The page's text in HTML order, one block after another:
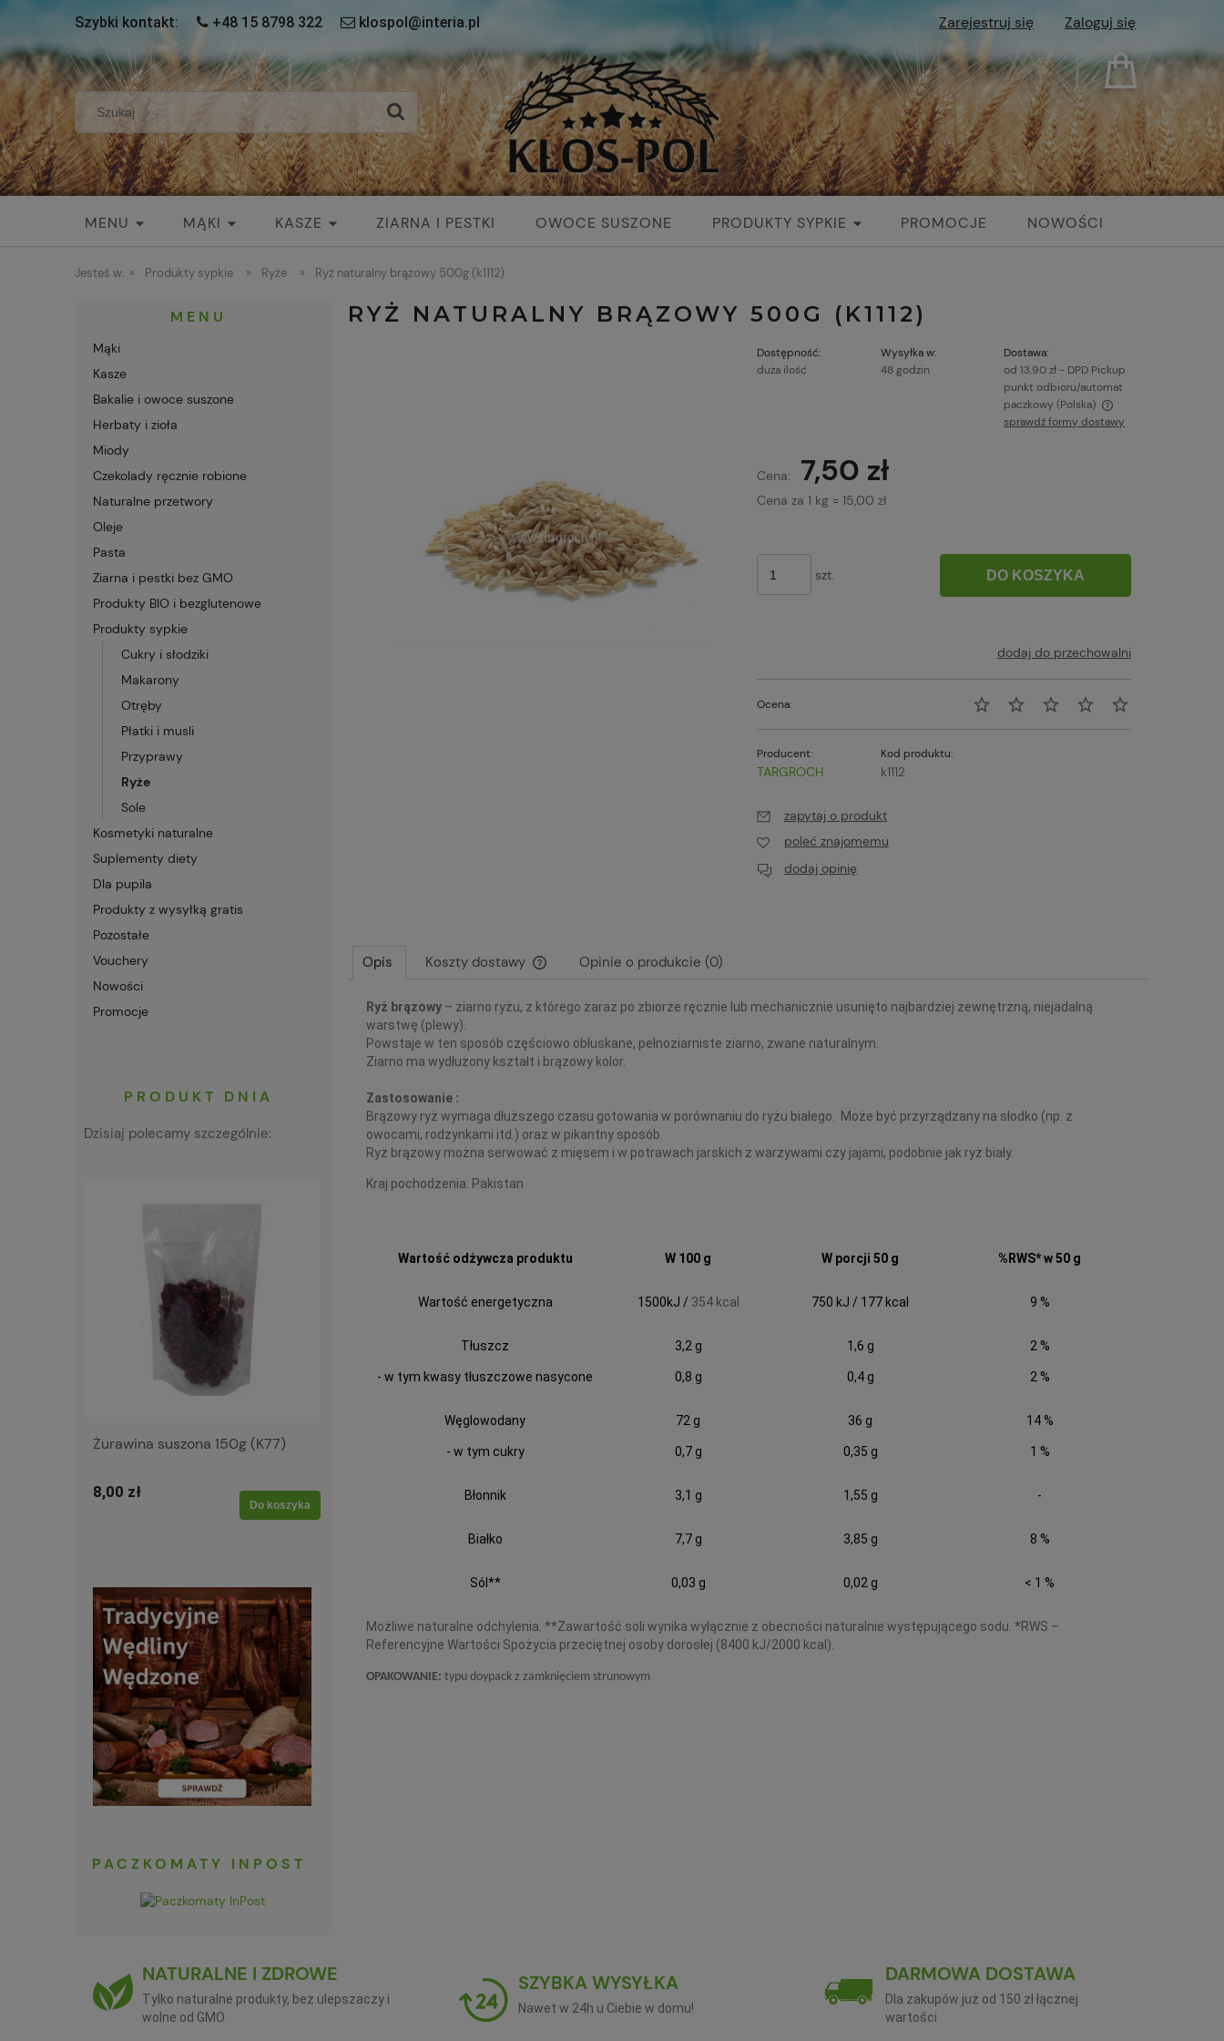
Szybki kontakt: +48 15 8798 322 klospol@interia.pl Zarejestruj się Zaloguj się
MENU MĄKI KASZE ZIARNA I PESTKI OWOCE SUSZONE PRODUKTY SYPKIE PROMOCJE NOWOŚCI
Jesteś w: » Produkty sypkie » Ryże » Ryż naturalny brązowy 500g (k1112)
MENU
Mąki
Kasze
Bakalie i owoce suszone
Herbaty i zioła
Miody
Czekolady ręcznie robione
Naturalne przetwory
Oleje
Pasta
Ziarna i pestki bez GMO
Produkty BIO i bezglutenowe
Produkty sypkie
Cukry i słodziki
Makarony
Otręby
Płatki i musli
Przyprawy
Ryże
Sole
Kosmetyki naturalne
Suplementy diety
Dla pupila
Produkty z wysyłką gratis
Pozostałe
Vouchery
Nowości
Promocje
PRODUKT DNIA
Dzisiaj polecamy szczególnie:
Żurawina suszona 150g (K77)
8,00 zł
Do koszyka
PACZKOMATY INPOST
RYŻ NATURALNY BRĄZOWY 500G (K1112)
Dostępność:
duża ilość
Wysyłka w:
48 godzin
Dostawa:
od 13,90 zł - DPD Pickup
punkt odbioru/automat
paczkowy(Polska)
płatności
sprawdź formy dostawy
Cena: 7,50 zł
Cena za 1 kg= 15,00 zł
szt. DO KOSZYKA
dodaj do przechowalni
Ocena:
Producent:
TARGROCH
Kod produktu:
k1112
zapytaj o produkt
poleć znajomemu
dodaj opinię
Opis Koszty dostawy
Cena nie zawiera ewentualnych kosztów
Opinie o produkcie (0)
Ryż brązowy – ziarno ryżu, z którego zaraz po zbiorze ręcznie lub mechanicznie usunięto najbardziej zewnętrzną, niejadalną
warstwę (plewy).
Powstaje w ten sposób częściowo obłuskane, pełnoziarniste ziarno, zwane naturalnym.
Ziarno ma wydłużony kształt i brązowy kolor.
Zastosowanie :
Brązowy ryż wymaga dłuższego czasu gotowania w porównaniu do ryżu białego. Może być przyrządzany na słodko (np. z
owocami, rodzynkami itd.) oraz w pikantny sposób.
Ryż brązowy można serwować z mięsem i w potrawach jarskich z warzywami czy jajami, podobnie jak ryż biały.
Kraj pochodzenia: Pakistan
Wartość odżywcza produktu W 100 g W porcji 50 g %RWS* w 50 g
Wartość energetyczna 1500kJ / 354 kcal 750 kJ / 177 kcal 9 %
Tłuszcz
- w tym kwasy tłuszczowe nasycone
3,2 g
0,8 g
1,6 g
0,4 g
2 %
2 %
Węglowodany
- w tym cukry
72 g
0,7 g
36 g
0,35 g
14 %
1 %
Błonnik 3,1 g 1,55 g -
Białko 7,7 g 3,85 g 8 %
Sól** 0,03 g 0,02 g < 1 %
Możliwe naturalne odchylenia. **Zawartość soli wynika wyłącznie z obecności naturalnie występującego sodu. *RWS –
Referencyjne Wartości Spożycia przeciętnej osoby dorosłej (8400 kJ/2000 kcal).
OPAKOWANIE: typu doypack z zamknięciem strunowym
NATURALNE I ZDROWE
Tylko naturalne produkty, bez ulepszaczy i
wolne od GMO
SZYBKA WYSYŁKA
Nawet w 24h u Ciebie w domu!
DARMOWA DOSTAWA
Dla zakupów już od 150 zł łącznej
wartości